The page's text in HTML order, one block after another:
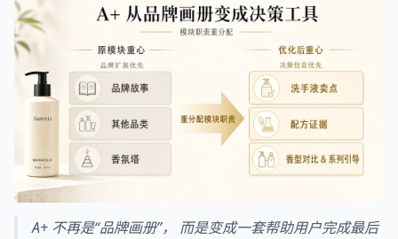
A+ 不再是“品牌画册”， 而是变成一套帮助用户完成最后